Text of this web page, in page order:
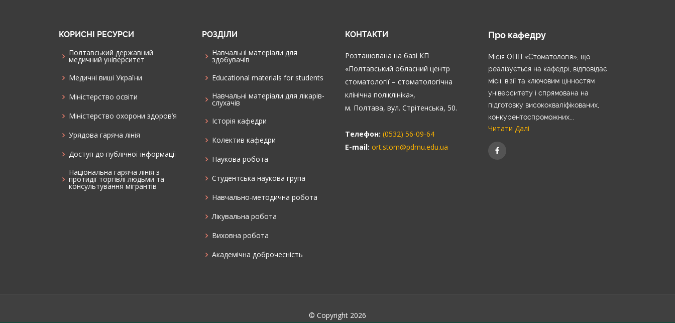
КОРИСНІ РЕСУРСИ
Полтавський державний
медичний університет
Медичні виші України
Міністерство освіти
Міністерство охорони здоров’я
Урядова гаряча лінія
Доступ до публічної інформації
Національна гаряча лінія з
протидії торгівлі людьми та
консультування мiгрантiв
РОЗДІЛИ
Навчальні матеріали для
здобувачів
Educational materials for students
Навчальні матеріали для лікарів-
слухачів
Історія кафедри
Колектив кафедри
Наукова робота
Cтудентська наукова група
Навчально-методична робота
Лікувальна робота
Виховна робота
Академічна доброчесність
КОНТАКТИ
Розташована на базі КП
«Полтавський обласний центр
стоматології – стоматологічна
клінічна поліклініка»,
м. Полтава, вул. Стрітенська, 50.
Телефон: (0532) 56-09-64
E-mail: ort.stom@pdmu.edu.ua
Про кафедру
Місія ОПП «Стоматологія», що
реалізується на кафедрі, відповідає
місії, візії та ключовим цінностям
університету і спрямована на
підготовку висококваліфікованих,
конкурентоспроможних...
Читати Далі
© Copyright 2026